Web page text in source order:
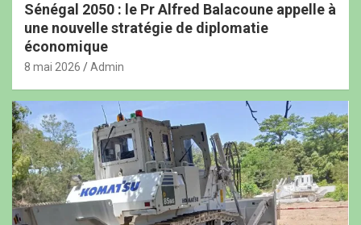
Sénégal 2050 : le Pr Alfred Balacoune appelle à
une nouvelle stratégie de diplomatie
économique
8 mai 2026 Admin